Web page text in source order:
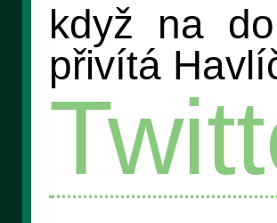
když na
přivítá